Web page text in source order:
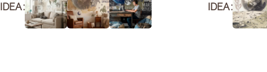
IDEA IDEA